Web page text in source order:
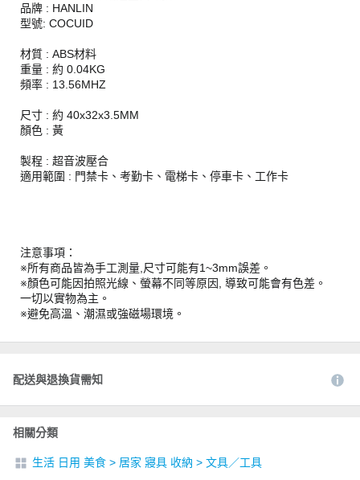
品牌 : HANLIN
型號: COCUID
材質 : ABS材料
重量 : 約 0.04KG
頻率 : 13.56MHZ
尺寸 : 約 40x32x3.5MM
顏色 : 黃
製程 : 超音波壓合
適用範圍 : 門禁卡、考勤卡、電梯卡、停車卡、工作卡
注意事項：
※所有商品皆為手工測量,尺寸可能有1~3mm誤差。
※顏色可能因拍照光線、螢幕不同等原因, 導致可能會有色差。
一切以實物為主。
※避免高溫、潮濕或強磁場環境。
配送與退換貨需知
相關分類
生活 日用 美食 > 居家 寢具 收納 > 文具／工具